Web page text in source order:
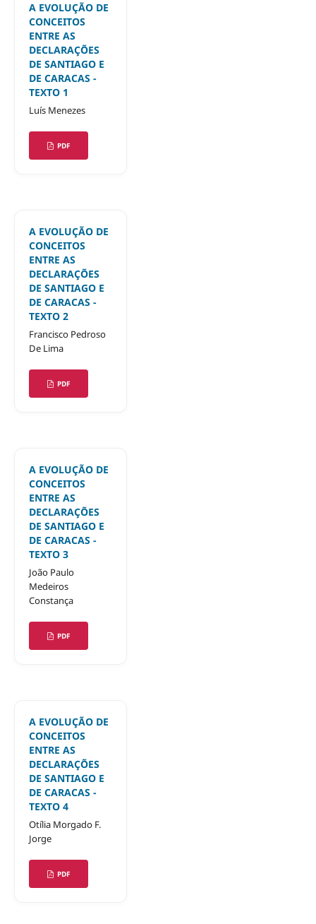
A EVOLUÇÃO DE
CONCEITOS
ENTRE AS
DECLARAÇÕES
DE SANTIAGO E
DE CARACAS -
TEXTO 1
Luís Menezes
PDF
A EVOLUÇÃO DE
CONCEITOS
ENTRE AS
DECLARAÇÕES
DE SANTIAGO E
DE CARACAS -
TEXTO 2
Francisco Pedroso
De Lima
PDF
A EVOLUÇÃO DE
CONCEITOS
ENTRE AS
DECLARAÇÕES
DE SANTIAGO E
DE CARACAS -
TEXTO 3
João Paulo
Medeiros
Constança
PDF
A EVOLUÇÃO DE
CONCEITOS
ENTRE AS
DECLARAÇÕES
DE SANTIAGO E
DE CARACAS -
TEXTO 4
Otília Morgado F.
Jorge
PDF